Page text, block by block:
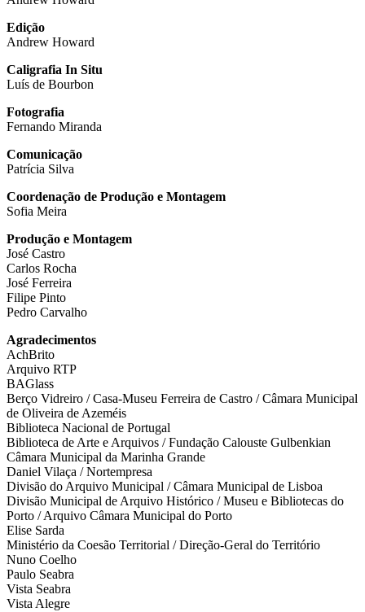
Edição
Andrew Howard
Caligrafia In Situ
Luís de Bourbon
Fotografia
Fernando Miranda
Comunicação
Patrícia Silva
Coordenação de Produção e Montagem
Sofia Meira
Produção e Montagem
José Castro
Carlos Rocha
José Ferreira
Filipe Pinto
Pedro Carvalho
Agradecimentos
AchBrito
Arquivo RTP
BAGlass
Berço Vidreiro / Casa-Museu Ferreira de Castro / Câmara Municipal
de Oliveira de Azeméis
Biblioteca Nacional de Portugal
Biblioteca de Arte e Arquivos / Fundação Calouste Gulbenkian
Câmara Municipal da Marinha Grande
Daniel Vilaça / Nortempresa
Divisão do Arquivo Municipal / Câmara Municipal de Lisboa
Divisão Municipal de Arquivo Histórico / Museu e Bibliotecas do
Porto / Arquivo Câmara Municipal do Porto
Elise Sarda
Ministério da Coesão Territorial / Direção-Geral do Território
Nuno Coelho
Paulo Seabra
Vista Seabra
Vista Alegre